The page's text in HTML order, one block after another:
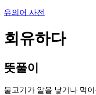
유의어 사전
회유하다
뜻풀이
물고기가 알을 낳거나 먹